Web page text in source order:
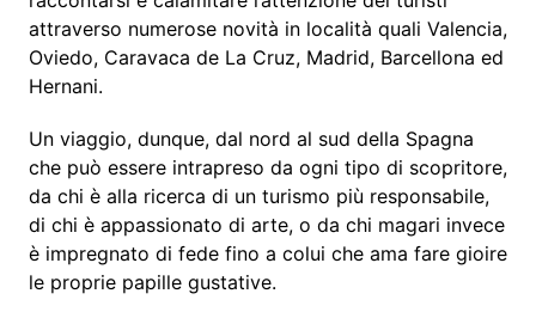
attraverso numerose novità in località quali Valencia,
Oviedo, Caravaca de La Cruz, Madrid, Barcellona ed
Hernani.
Un viaggio, dunque, dal nord al sud della Spagna
che può essere intrapreso da ogni tipo di scopritore,
da chi è alla ricerca di un turismo più responsabile,
di chi è appassionato di arte, o da chi magari invece
è impregnato di fede fino a colui che ama fare gioire
le proprie papille gustative.